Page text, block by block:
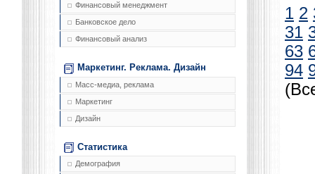
Финансовый менеджмент
Банковское дело
Финансовый анализ
Маркетинг. Реклама. Дизайн
Масс-медиа, реклама
Маркетинг
Дизайн
Статистика
Демография
1 2
31
63
94